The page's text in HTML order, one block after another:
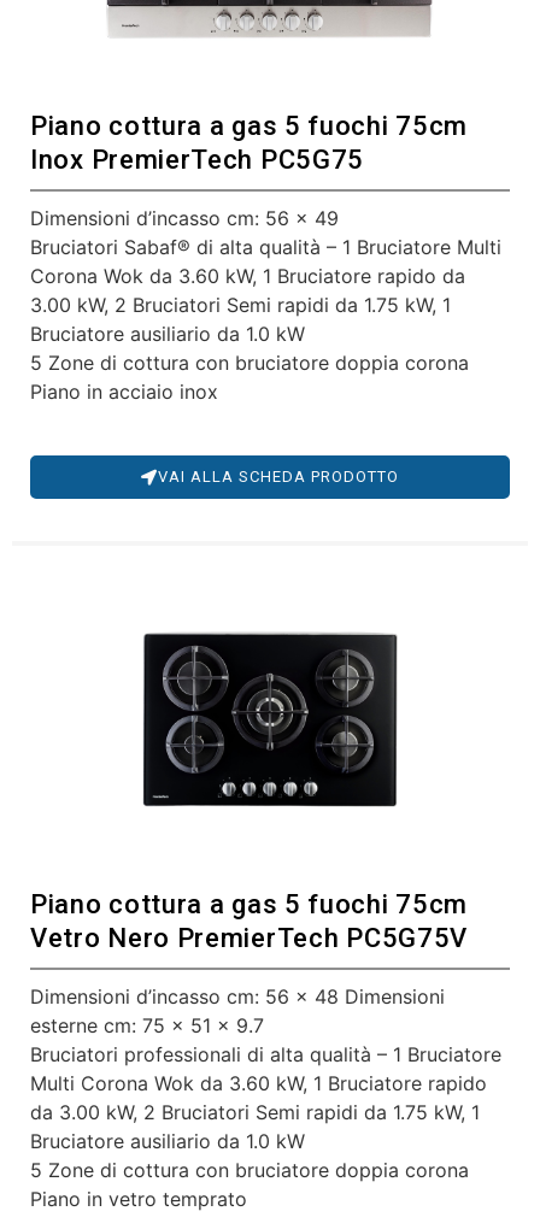
Piano cottura a gas 5 fuochi 75cm
Inox PremierTech PC5G75
Dimensioni d’incasso cm: 56 x 49
Bruciatori Sabaf® di alta qualità – 1 Bruciatore Multi
Corona Wok da 3.60 kW, 1 Bruciatore rapido da
3.00 kW, 2 Bruciatori Semi rapidi da 1.75 kW, 1
Bruciatore ausiliario da 1.0 kW
5 Zone di cottura con bruciatore doppia corona
Piano in acciaio inox
VAI ALLA SCHEDA PRODOTTO
Piano cottura a gas 5 fuochi 75cm
Vetro Nero PremierTech PC5G75V
Dimensioni d’incasso cm: 56 x 48 Dimensioni
esterne cm: 75 x 51 x 9.7
Bruciatori professionali di alta qualità – 1 Bruciatore
Multi Corona Wok da 3.60 kW, 1 Bruciatore rapido
da 3.00 kW, 2 Bruciatori Semi rapidi da 1.75 kW, 1
Bruciatore ausiliario da 1.0 kW
5 Zone di cottura con bruciatore doppia corona
Piano in vetro temprato